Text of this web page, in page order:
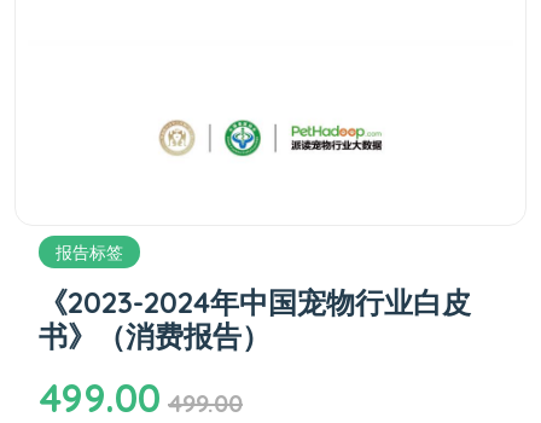
报告标签
《2023-2024年中国宠物行业白皮
书》（消费报告）
499.00 499.00